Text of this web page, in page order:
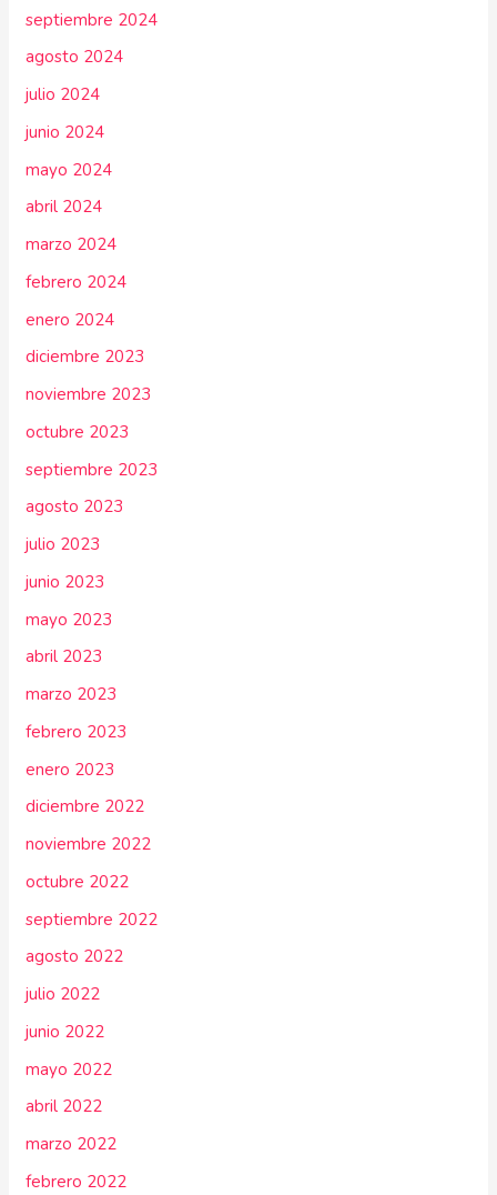
septiembre 2024
agosto 2024
julio 2024
junio 2024
mayo 2024
abril 2024
marzo 2024
febrero 2024
enero 2024
diciembre 2023
noviembre 2023
octubre 2023
septiembre 2023
agosto 2023
julio 2023
junio 2023
mayo 2023
abril 2023
marzo 2023
febrero 2023
enero 2023
diciembre 2022
noviembre 2022
octubre 2022
septiembre 2022
agosto 2022
julio 2022
junio 2022
mayo 2022
abril 2022
marzo 2022
febrero 2022